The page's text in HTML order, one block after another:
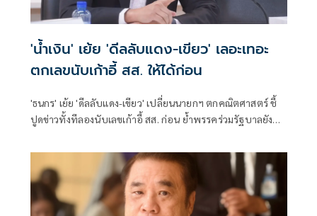
'น้ำเงิน' เย้ย 'ดีลลับแดง-เขียว' เลอะเทอะ
ตกเลขนับเก้าอี้ สส. ให้ได้ก่อน
'ธนกร' เย้ย 'ดีลลับแดง-เขียว' เปลี่ยนนายกฯ ตกคณิตศาสตร์ ชี้
ปูดข่าวทั้งทีลองนับเลขเก้าอี้ สส. ก่อน ย้ำพรรคร่วมรัฐบาลยัง